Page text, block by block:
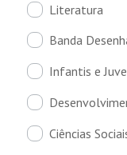
Literatura
Banda
Infantis e
Ciências